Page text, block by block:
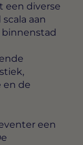
een diverse
aan
en de
een